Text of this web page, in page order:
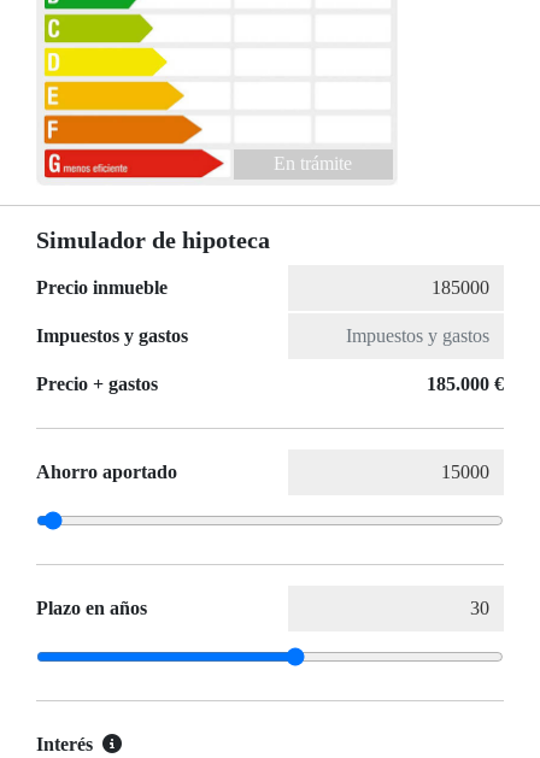
En trámite
Simulador de hipoteca
Precio inmueble
Impuestos y gastos
Precio + gastos 185.000 €
Ahorro aportado
Plazo en años
Interés